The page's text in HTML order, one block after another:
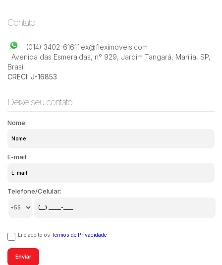
Contato
(014) 3402-6161flex@fleximoveis.com
Avenida das Esmeraldas, n° 929, Jardim Tangará, Marília, SP,
Brasil
CRECI: J-16853
Deixe seu contato
Nome:
E-mail:
Telefone/Celular:
Li e aceito os Termos de Privacidade